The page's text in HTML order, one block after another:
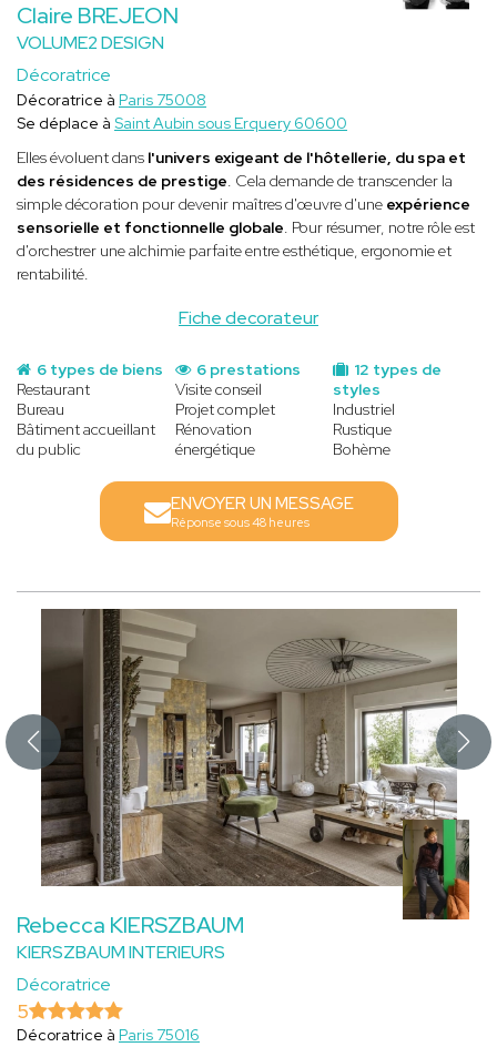
Claire BREJEON
VOLUME2 DESIGN
Décoratrice
Fiche decorateur
Décoratrice à Paris 75008
Se déplace à Saint Aubin sous Erquery 60600
Elles évoluent dans l'univers exigeant de l'hôtellerie, du spa et
des résidences de prestige. Cela demande de transcender la
simple décoration pour devenir maîtres d'œuvre d'une expérience
sensorielle et fonctionnelle globale. Pour résumer, notre rôle est
d'orchestrer une alchimie parfaite entre esthétique, ergonomie et
rentabilité.
6 types de biens
Restaurant
Bureau
Bâtiment accueillant
du public
12 types de
styles
Industriel
Rustique
Bohème
6 prestations
Visite conseil
Projet complet
Rénovation
énergétique
ENVOYER UN MESSAGE
Réponse sous 48 heures
Rebecca KIERSZBAUM
KIERSZBAUM INTERIEURS
Décoratrice
5
Décoratrice à Paris 75016